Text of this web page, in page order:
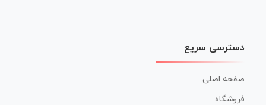
دسترسی سریع
صفحه اصلی
فروشگاه